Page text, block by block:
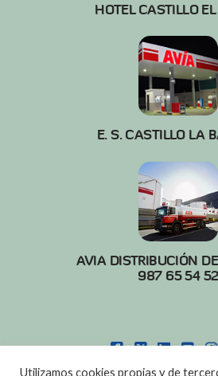
HOTEL CASTILLO
E. S. CASTILLO LA
AVIA DISTRIBUCIÓN
987 65 54 52
Utilizamos cookies propias y de